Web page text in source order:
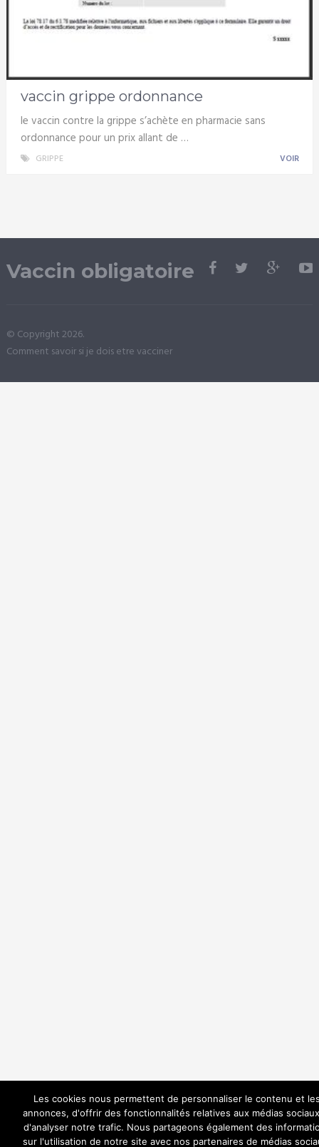
vaccin grippe ordonnance
le vaccin contre la grippe s’achète en pharmacie sans
ordonnance pour un prix allant de …
GRIPPE VOIR
Vaccin obligatoire
© Copyright 2026.
Comment savoir si je dois etre vacciner
Les cookies nous permettent de personnaliser le contenu et
annonces, d'offrir des fonctionnalités relatives aux médias
d'analyser notre trafic. Nous partageons également des
sur l'utilisation de notre site avec nos partenaires de médias